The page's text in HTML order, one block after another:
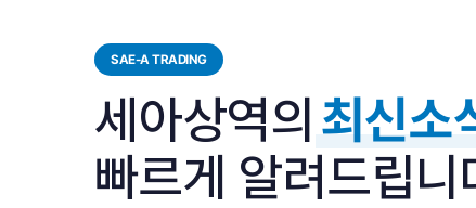
SAE-A TRADING
세아상역의 최신소
빠르게 알려드립니